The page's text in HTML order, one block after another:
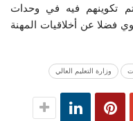
تكوينهم فيه في وحدات
فضلا عن أخلاقيات المهنة
وزارة التعليم العالي